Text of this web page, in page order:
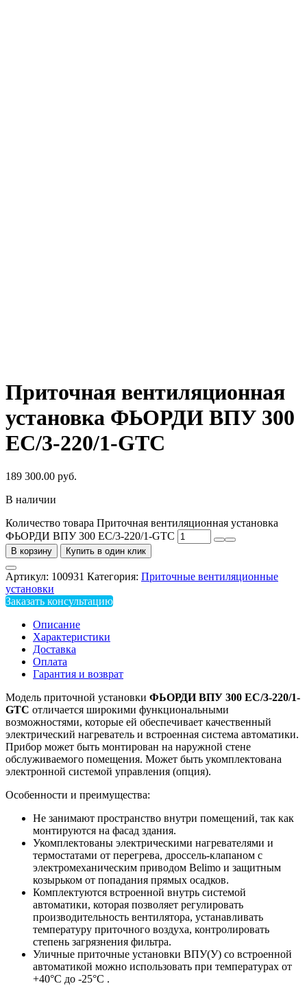
Приточная вентиляционная
установка ФЬОРДИ ВПУ 300
ЕС/3-220/1-GTC
189 300.00 руб.
В наличии
Количество товара Приточная вентиляционная установка
ФЬОРДИ ВПУ 300 ЕС/3-220/1-GTC
В корзину Купить в один клик
Артикул: 100931 Категория: Приточные вентиляционные
установки
Заказать консультацию
Описание
Характеристики
Доставка
Оплата
Гарантия и возврат
Модель приточной установки ФЬОРДИ ВПУ 300 ЕС/3-220/1-
GTC отличается широкими функциональными
возможностями, которые ей обеспечивает качественный
электрический нагреватель и встроенная система автоматики.
Прибор может быть монтирован на наружной стене
обслуживаемого помещения. Может быть укомплектована
электронной системой управления (опция).
Особенности и преимущества:
Не занимают пространство внутри помещений, так как
монтируются на фасад здания.
Укомплектованы электрическими нагревателями и
термостатами от перегрева, дроссель-клапаном с
электромеханическим приводом Belimo и защитным
козырьком от попадания прямых осадков.
Комплектуются встроенной внутрь системой
автоматики, которая позволяет регулировать
производительность вентилятора, устанавливать
температуру приточного воздуха, контролировать
степень загрязнения фильтра.
Уличные приточные установки ВПУ(У) со встроенной
автоматикой можно использовать при температурах от
+40°С до -25°С .